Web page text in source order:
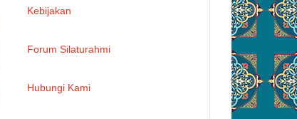
Kebijakan
Forum Silaturahmi
Hubungi Kami